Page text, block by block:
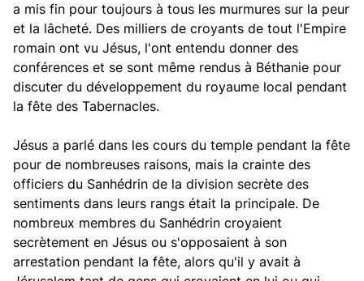
a mis fin pour toujours à tous les murmures sur la peur
et la lâcheté. Des milliers de croyants de tout l'Empire
romain ont vu Jésus, l'ont entendu donner des
conférences et se sont même rendus à Béthanie pour
discuter du développement du royaume local pendant
la fête des Tabernacles.
Jésus a parlé dans les cours du temple pendant la fête
pour de nombreuses raisons, mais la crainte des
officiers du Sanhédrin de la division secrète des
sentiments dans leurs rangs était la principale. De
nombreux membres du Sanhédrin croyaient
secrètement en Jésus ou s'opposaient à son
arrestation pendant la fête, alors qu'il y avait à